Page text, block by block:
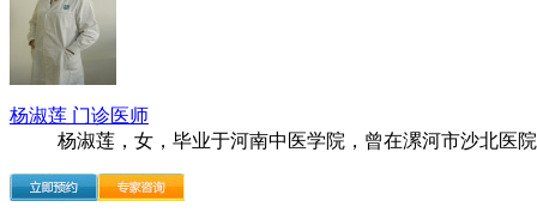
杨淑莲 门诊医师
杨淑莲，女，毕业于河南中医学院，曾在漯河市沙北医